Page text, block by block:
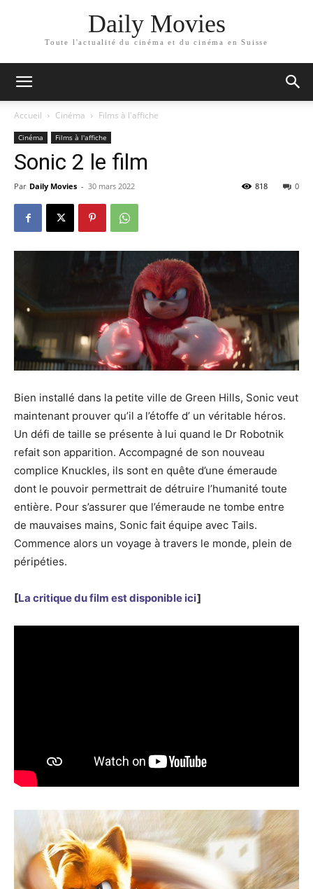
Daily Movies
Toute l'actualité du cinéma et du cinéma en Suisse
Accueil Cinéma Films à l'affiche
Cinéma Films à l'affiche
Sonic 2 le film
Par Daily Movies - 30 mars 2022 0
818
Bien installé dans la petite ville de Green Hills, Sonic veut
maintenant prouver qu’il a l’étoffe d’ un véritable héros.
Un défi de taille se présente à lui quand le Dr Robotnik
refait son apparition. Accompagné de son nouveau
complice Knuckles, ils sont en quête d’une émeraude
dont le pouvoir permettrait de détruire l’humanité toute
entière. Pour s’assurer que l’émeraude ne tombe entre
de mauvaises mains, Sonic fait équipe avec Tails.
Commence alors un voyage à travers le monde, plein de
péripéties.
[La critique du film est disponible ici]